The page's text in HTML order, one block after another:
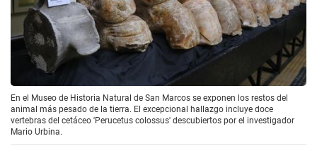
En el Museo de Historia Natural de San Marcos se exponen los restos del
animal más pesado de la tierra. El excepcional hallazgo incluye doce
vertebras del cetáceo 'Perucetus colossus' descubiertos por el investigador
Mario Urbina.